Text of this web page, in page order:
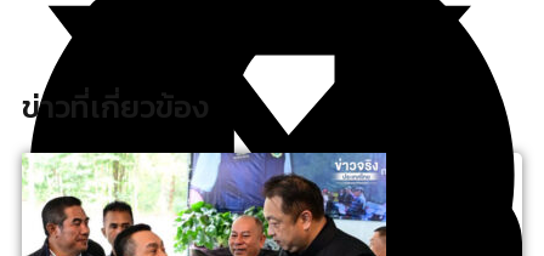
ข่าวที่เกี่ยวข้อง